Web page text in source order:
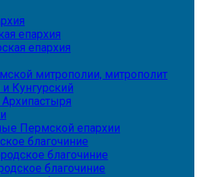
епархия
епархия
митрополии, митрополит
Кунгурский
Пермской епархии
благочиние
благочиние
благочиние